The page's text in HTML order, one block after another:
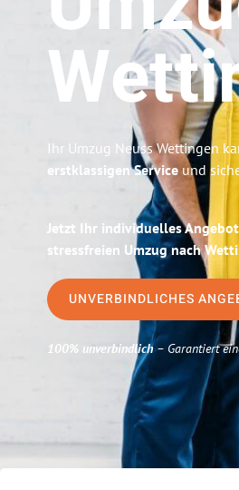
Ihr Umzug Neuss Wettingen
erstklassigen Service und
Jetzt Ihr individuelles
stressfreien Umzug nach
UNVERBINDLICHES
100% unverbindlich– Garantiert